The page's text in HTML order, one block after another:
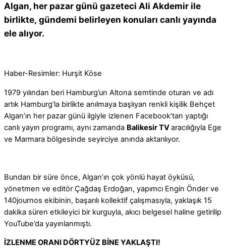
Algan, her pazar günü gazeteci Ali Akdemir ile
birlikte, gündemi belirleyen konuları canlı yayında
ele alıyor.
Haber-Resimler: Hurşit Köse
1979 yılından beri Hamburg’un Altona semtinde oturan ve adı
artık Hamburg’la birlikte anılmaya başlıyan renkli kişilik Behçet
Algan’ın her pazar günü ilgiyle izlenen Facebook’tan yaptığı
canlı yayın programı, aynı zamanda Balikesir TVaracılığıyla Ege
ve Marmara bölgesinde seyirciye anında aktarılıyor.
Bundan bir süre önce, Algan’ın çok yönlü hayat öyküsü,
yönetmen ve editör Çağdaş Erdoğan, yapımcı Engin Önder ve
140journos ekibinin, başarılı kollektif çalışmasıyla, yaklaşık 15
dakika süren etkileyici bir kurguyla, akıcı belgesel haline getirilip
YouTube’da yayınlanmıştı.
İZLENME ORANI DÖRTYÜZ BİNE YAKLAŞTI!